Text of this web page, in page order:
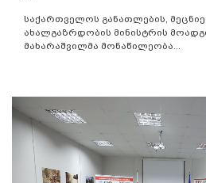
საქართველოს განათლების,
ახალგაზრდობის მინისტრის
მახარაშვილმა მონაწილეობა...